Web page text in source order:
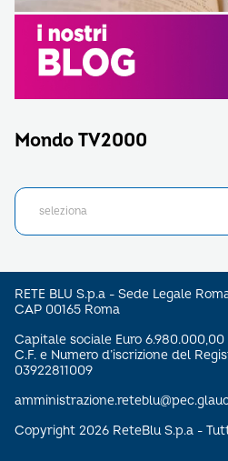
Mondo TV2000
RETE BLU S.p.a - Sede Legale
CAP 00165 Roma
Capitale sociale Euro 6.980.000,00
C.F. e Numero d’iscrizione del
03922811009
Copyright 2026 ReteBlu S.p.a -